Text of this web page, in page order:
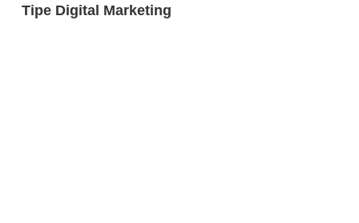
Tipe Digital Marketing